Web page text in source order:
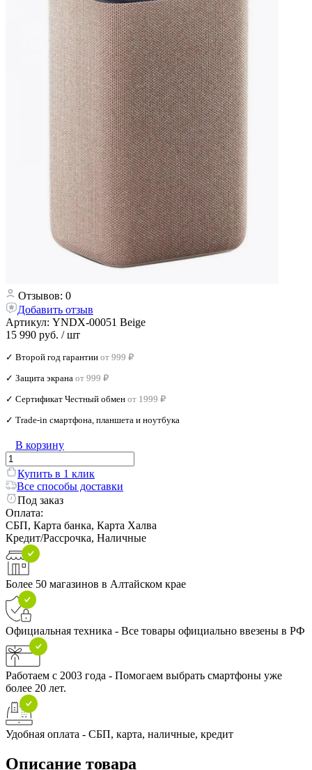
Отзывов: 0
Добавить отзыв
Артикул: YNDX-00051 Beige
15 990 руб. / шт
✓ Второй год гарантии от 999 ₽
✓ Защита экрана от 999 ₽
✓ Сертификат Честный обмен от 1999 ₽
✓ Trade‑in смартфона, планшета и ноутбука
В корзину
Купить в 1 клик
Все способы доставки
Под заказ
Оплата:
СБП, Карта банка, Карта Халва
Кредит/Рассрочка, Наличные
Более 50 магазинов в Алтайском крае
Официальная техника - Все товары официально ввезены в РФ
Работаем с 2003 года - Помогаем выбрать смартфоны уже
более 20 лет.
Удобная оплата - СБП, карта, наличные, кредит
Описание товара